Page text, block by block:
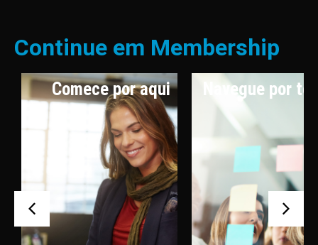
Continue em Membership
Comece por aqui Navegue por